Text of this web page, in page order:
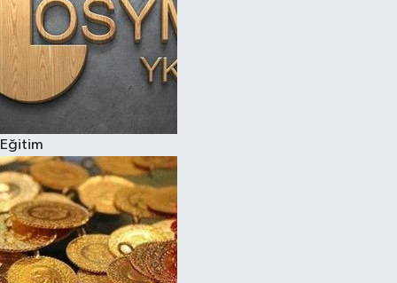
Eğitim